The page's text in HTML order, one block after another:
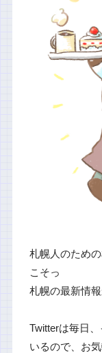
札幌人のため
こそっ
札幌の最新情
Twitterは毎日
いるので、お